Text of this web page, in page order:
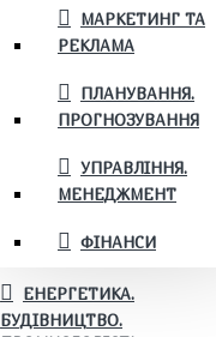
МАРКЕТИНГ ТА
РЕКЛАМА
ПЛАНУВАННЯ.
ПРОГНОЗУВАННЯ
УПРАВЛІННЯ.
МЕНЕДЖМЕНТ
ФІНАНСИ
ЕНЕРГЕТИКА.
БУДІВНИЦТВО.